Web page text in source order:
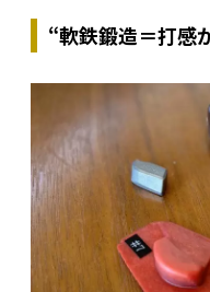
“軟鉄鍛造＝打感